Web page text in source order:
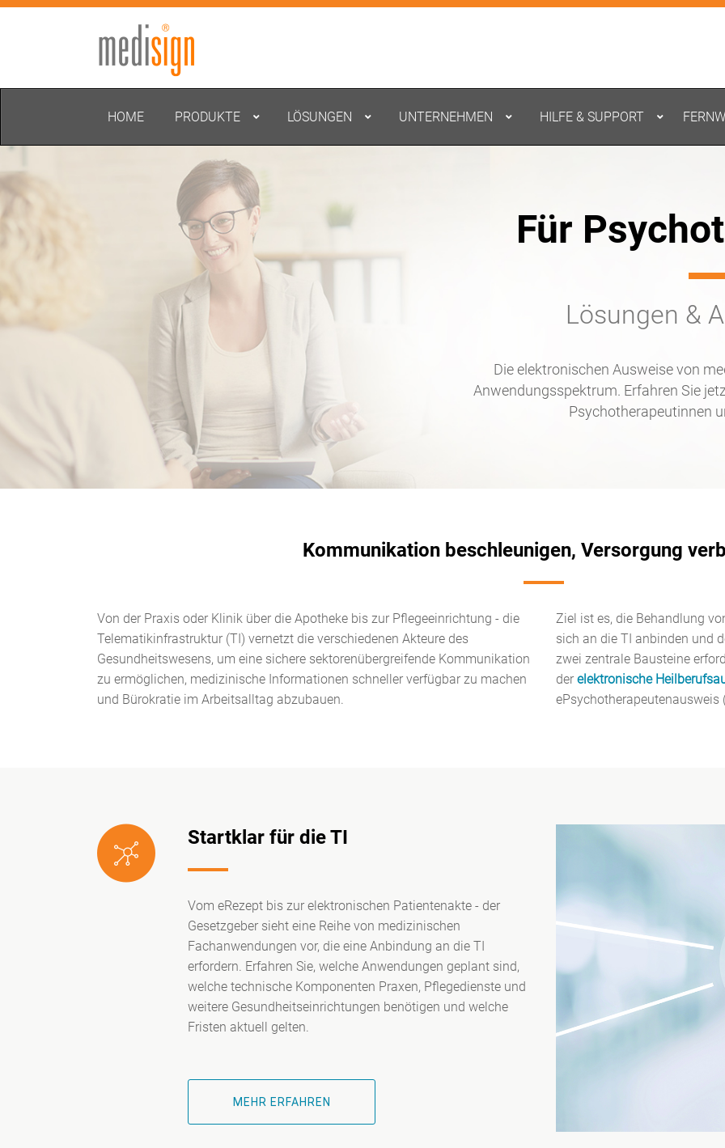
HOME PRODUKTE LÖSUNGEN UNTERNEHMEN HILFE & SUPPORT
Für
Lösungen &
Die elektronischen Ausweise von
Anwendungsspektrum. Erfahren Sie
Psychotherapeutinnen
Kommunikation beschleunigen, Versorgung
Von der Praxis oder Klinik über die Apotheke bis zur Pflegeeinrichtung - die
Telematikinfrastruktur (TI) vernetzt die verschiedenen Akteure des
Gesundheitswesens, um eine sichere sektorenübergreifende Kommunikation
zu ermöglichen, medizinische Informationen schneller verfügbar zu machen
und Bürokratie im Arbeitsalltag abzubauen.
Ziel ist es, die Behandlung
sich an die TI anbinden und
zwei zentrale Bausteine
der elektronische
ePsychotherapeutenausweis
Startklar für die TI
Vom eRezept bis zur elektronischen Patientenakte - der
Gesetzgeber sieht eine Reihe von medizinischen
Fachanwendungen vor, die eine Anbindung an die TI
erfordern. Erfahren Sie, welche Anwendungen geplant sind,
welche technische Komponenten Praxen, Pflegedienste und
weitere Gesundheitseinrichtungen benötigen und welche
Fristen aktuell gelten.
MEHR ERFAHREN